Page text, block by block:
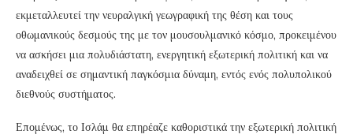
εκμεταλλευτεί την νευραλγική γεωγραφική της θέση και τους
οθωμανικούς δεσμούς της με τον μουσουλμανικό κόσμο, προκειμένου
να ασκήσει μια πολυδιάστατη, ενεργητική εξωτερική πολιτική και να
αναδειχθεί σε σημαντική παγκόσμια δύναμη, εντός ενός πολυπολικού
διεθνούς συστήματος.
Επομένως, το Ισλάμ θα επηρέαζε καθοριστικά την εξωτερική πολιτική